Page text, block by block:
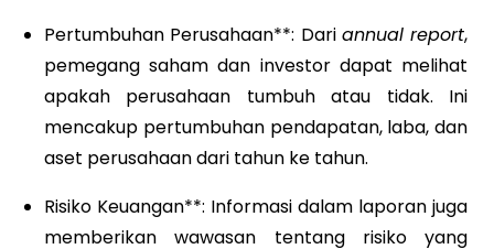
Pertumbuhan Perusahaan**: Dari annual report,
pemegang saham dan investor dapat melihat
apakah perusahaan tumbuh atau tidak. Ini
mencakup pertumbuhan pendapatan, laba, dan
aset perusahaan dari tahun ke tahun.
Risiko Keuangan**: Informasi dalam laporan juga
memberikan wawasan tentang risiko yang